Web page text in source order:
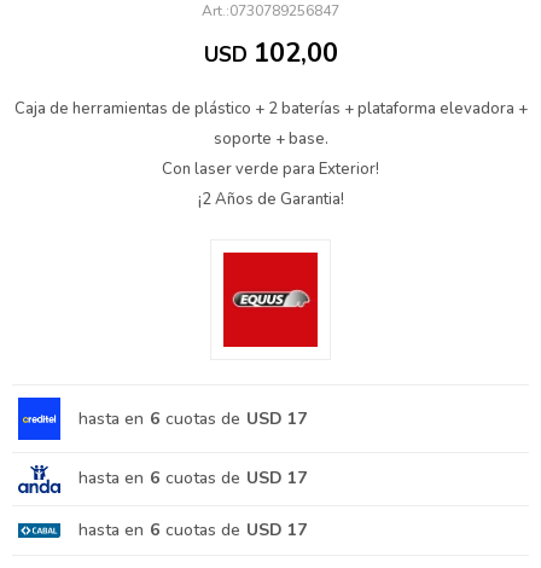
0730789256847
USD 102,00
Caja de herramientas de plástico + 2 baterías + plataforma elevadora +
soporte + base.
Con laser verde para Exterior!
¡2 Años de Garantia!
hasta en 6 cuotas de USD 17
hasta en 6 cuotas de USD 17
hasta en 6 cuotas de USD 17